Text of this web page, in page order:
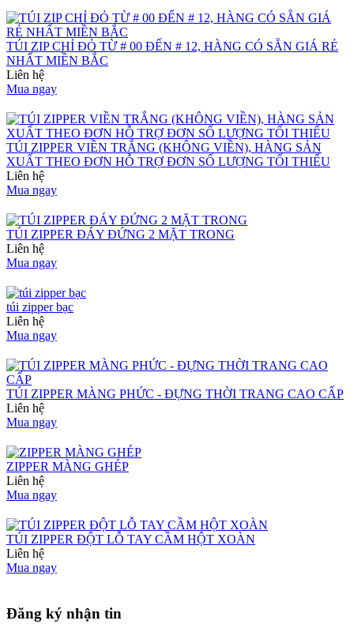
TÚI ZIP CHỈ ĐỎ TỪ # 00 ĐẾN # 12, HÀNG CÓ SẴN GIÁ RẺ
NHẤT MIỀN BẮC
Liên hệ
Mua ngay
TÚI ZIPPER VIỀN TRẮNG (KHÔNG VIỀN), HÀNG SẢN
XUẤT THEO ĐƠN HỖ TRỢ ĐƠN SỐ LƯỢNG TỐI THIỂU
Liên hệ
Mua ngay
TÚI ZIPPER ĐÁY ĐỨNG 2 MẶT TRONG
Liên hệ
Mua ngay
túi zipper bạc
Liên hệ
Mua ngay
TÚI ZIPPER MÀNG PHỨC - ĐỰNG THỜI TRANG CAO CẤP
Liên hệ
Mua ngay
ZIPPER MÀNG GHÉP
Liên hệ
Mua ngay
TÚI ZIPPER ĐỘT LỖ TAY CẦM HỘT XOÀN
Liên hệ
Mua ngay
Đăng ký nhận tin